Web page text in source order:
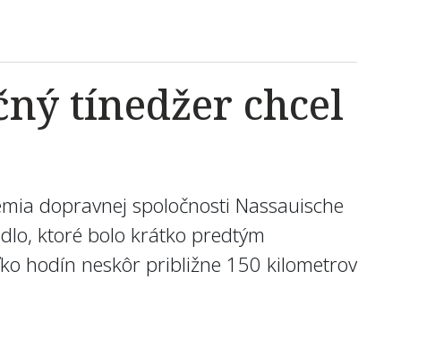
tínedžer chcel
dopravnej spoločnosti Nassauische
ktoré bolo krátko predtým
hodín neskôr približne 150 kilometrov